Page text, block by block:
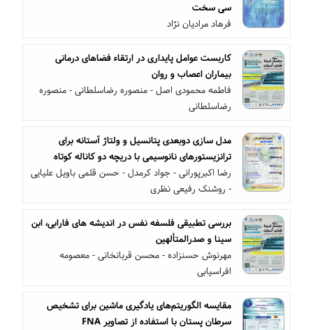
سی سخت
فرهاد مرادیان نژاد
کاربست عوامل پایداری در ارتقاء فضاهای درمانی
بیماران اعصاب و روان
فاطمه محمودی اصل - منصوره رضاسلطانی - منصوره
رضاسلطانی
مدل سازی دوبعدی پتانسیل و ولتاژ آستانه برای
ترانزیستورهای نانوسیمی با دریچه دو کاناله کوتاه
رضا اکبرپورانی - جواد کرمدل - حسن قلمی باویل علیایی
- روشنک رفیعی نظری
بررسی تطبیقی فلسفه نفس در اندیشه های فارابی، ابن
سینا و صدرالمتألهین
مهرنوش حسنزاده - محسن قربانخانی - معصومه
افراسیابی
مقایسه الگوریتم‌های یادگیری ماشین برای تشخیص
سرطان پستان با استفاده از تصاویر FNA